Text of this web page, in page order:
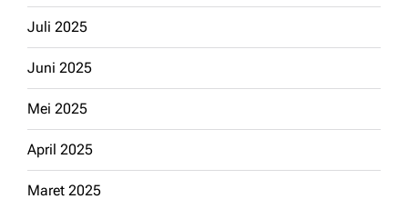
Juli 2025
Juni 2025
Mei 2025
April 2025
Maret 2025